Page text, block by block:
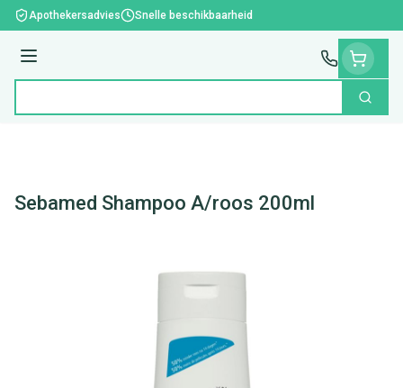
Ga naar de inhoud
Apothekersadvies Snelle beschikbaarheid
Menu
Zoek
Sebamed Shampoo A/roos 200ml